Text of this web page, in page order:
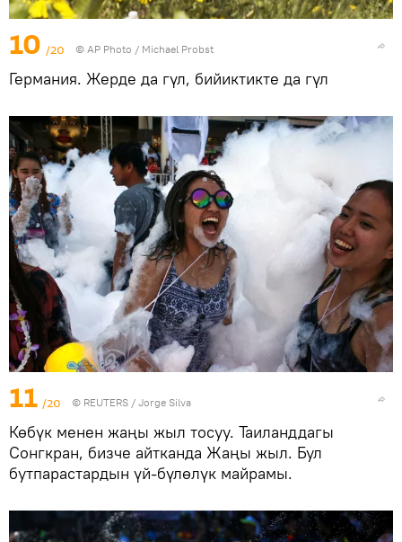
10 /20 © AP Photo / Michael Probst
Германия. Жерде да гүл, бийиктикте да гүл
11 /20 © REUTERS / Jorge Silva
Көбүк менен жаңы жыл тосуу. Таиланддагы
Сонгкран, бизче айтканда Жаңы жыл. Бул
бутпарастардын үй-бүлөлүк майрамы.